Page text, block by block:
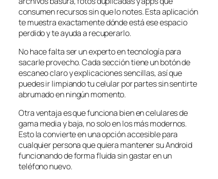
consumen recursos sin que lo notes. Esta aplicación
te muestra exactamente dónde está ese espacio
perdido y te ayuda a recuperarlo.
No hace falta ser un experto en tecnología para
sacarle provecho. Cada sección tiene un botón de
escaneo claro y explicaciones sencillas, así que
puedes ir limpiando tu celular por partes sin sentirte
abrumado en ningún momento.
Otra ventaja es que funciona bien en celulares de
gama media y baja, no solo en los más modernos.
Esto la convierte en una opción accesible para
cualquier persona que quiera mantener su Android
funcionando de forma fluida sin gastar en un
teléfono nuevo.